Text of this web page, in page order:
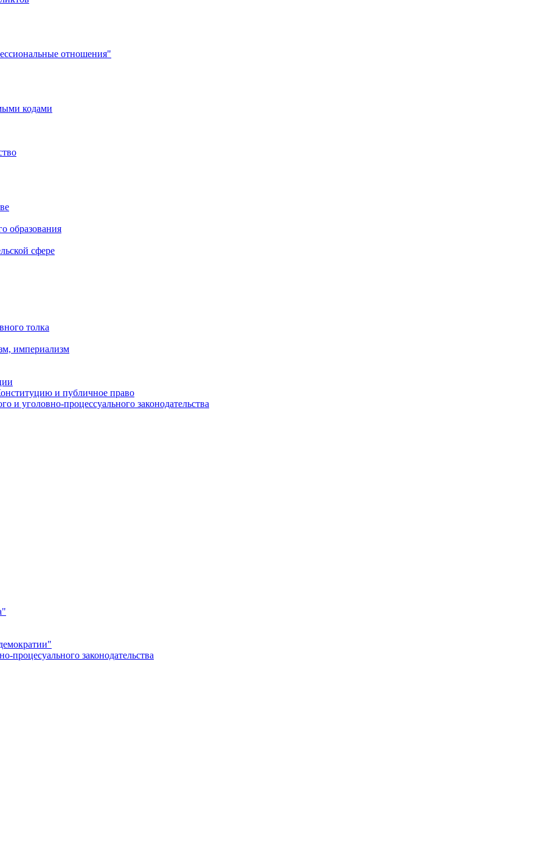
отношения"
кодами
образования
сфере
толка
империализм
и публичное право
и уголовно-процессуального законодательства
процесуального законодательства